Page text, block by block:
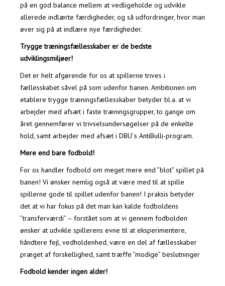
på en god balance mellem at vedligeholde og udvikle
allerede indlærte færdigheder, og så udfordringer, hvor man
øver sig på at indlære nye færdigheder.
Trygge træningsfællesskaber er de bedste
udviklingsmiljøer!
Det er helt afgørende for os at spillerne trives i
fællesskabet såvel på som udenfor banen. Ambitionen om
etablere trygge træningsfællesskaber betyder bl.a. at vi
arbejder med afsæt i faste træningsgrupper, to gange om
året gennemfører vi trivselsundersøgelser på de enkelte
hold, samt arbejder med afsæt i DBU´s AntiBulli-program.
Mere end bare fodbold!
For os handler fodbold om meget mere end ”blot” spillet på
banen! Vi ønsker nemlig også at være med til at spille
spillerne gode til spillet udenfor banen! I praksis betyder
det at vi har fokus på det man kan kalde fodboldens
”transferværdi” – forstået som at vi gennem fodbolden
ønsker at udvikle spillerens evne til at eksperimentere,
håndtere fejl, vedholdenhed, være en del af fællesskaber
præget af forskellighed, samt træffe ”modige” beslutninger
Fodbold kender ingen alder!